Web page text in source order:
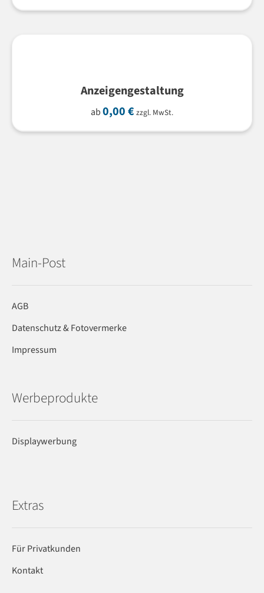
Anzeigengestaltung
ab0,00€ zzgl. MwSt.
Main-Post
AGB
Datenschutz & Fotovermerke
Impressum
Werbeprodukte
Displaywerbung
Extras
Für Privatkunden
Kontakt